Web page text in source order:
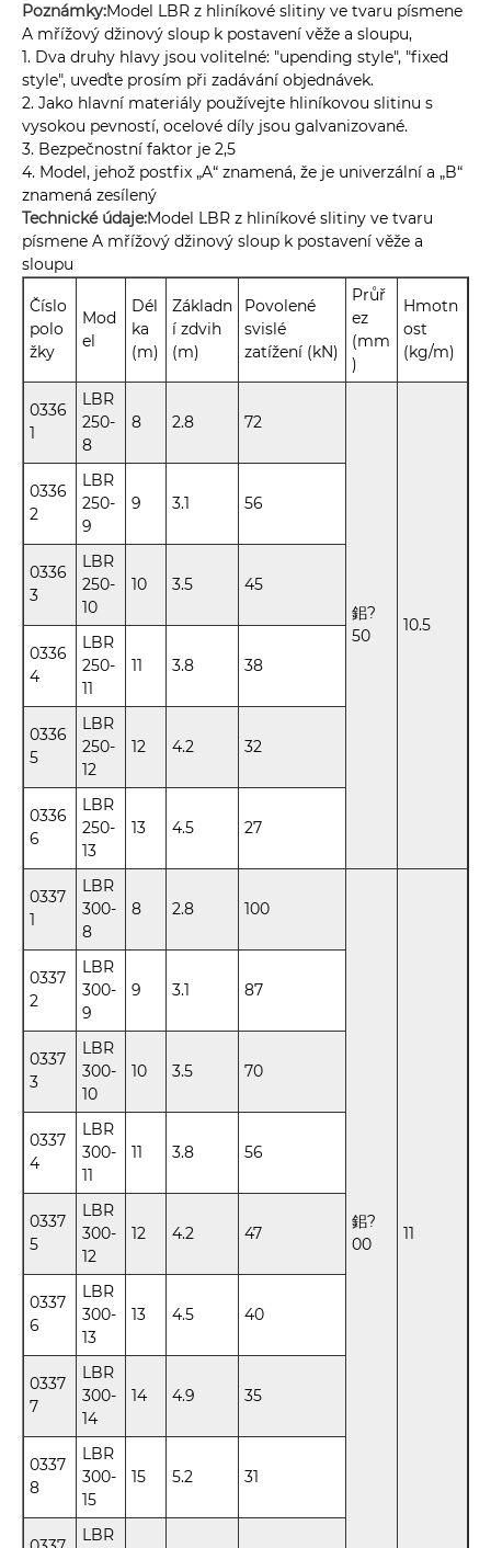
Poznámky:Model LBR z hliníkové slitiny ve tvaru písmene
A mřížový džinový sloup k postavení věže a sloupu,
1. Dva druhy hlavy jsou volitelné: "upending style", "fixed
style", uveďte prosím při zadávání objednávek.
2. Jako hlavní materiály používejte hliníkovou slitinu s
vysokou pevností, ocelové díly jsou galvanizované.
3. Bezpečnostní faktor je 2,5
4. Model, jehož postfix „A“ znamená, že je univerzální a „B“
znamená zesílený
Technické údaje:Model LBR z hliníkové slitiny ve tvaru
písmene A mřížový džinový sloup k postavení věže a
sloupu
Číslo
polo
žky
Mod
el
Dél
ka
(m)
Základn
í zdvih
(m)
Povolené
svislé
zatížení (kN)
Průř
ez
(mm
)
Hmotn
ost
(kg/m)
0336
1
LBR
250-
8
8 2.8 72
鈻?
50
10.5
0336
2
LBR
250-
9
9 3.1 56
0336
3
LBR
250-
10
10 3.5 45
0336
4
LBR
250-
11
11 3.8 38
0336
5
LBR
250-
12
12 4.2 32
0336
6
LBR
250-
13
13 4.5 27
0337
1
LBR
300-
8
8 2.8 100
鈻?
00
11
0337
2
LBR
300-
9
9 3.1 87
0337
3
LBR
300-
10
10 3.5 70
0337
4
LBR
300-
11
11 3.8 56
0337
5
LBR
300-
12
12 4.2 47
0337
6
LBR
300-
13
13 4.5 40
0337
7
LBR
300-
14
14 4.9 35
0337
8
LBR
300-
15
15 5.2 31
LBR